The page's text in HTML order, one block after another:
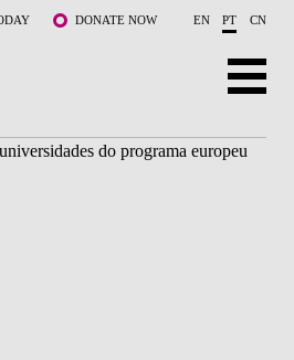
DONATE NOW EN PT CN